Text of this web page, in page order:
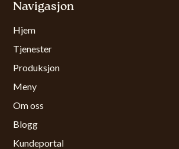
Navigasjon
Hjem
Tjenester
Produksjon
Meny
Om oss
Blogg
Kundeportal